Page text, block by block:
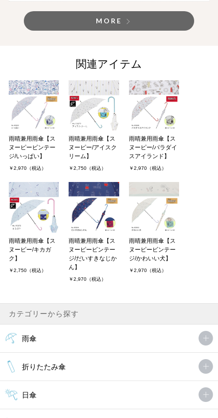
MORE
関連アイテム
雨晴兼用雨傘【ス
ヌーピービンテー
ジ/いっぱい】
￥2,970（税込）
雨晴兼用雨傘【ス
ヌーピー/アイスク
リーム】
￥2,750（税込）
雨晴兼用雨傘【ス
ヌーピー/パラダイ
スアイランド】
￥2,970（税込）
雨晴兼用雨傘【ス
ヌーピー/キカガ
ク】
￥2,750（税込）
雨晴兼用雨傘【ス
ヌーピービンテー
ジ/だいすきなじか
ん】
￥2,970（税込）
雨晴兼用雨傘【ス
ヌーピービンテー
ジ/かわいい犬】
￥2,970（税込）
カテゴリーから探す
雨傘
折りたたみ傘
日傘